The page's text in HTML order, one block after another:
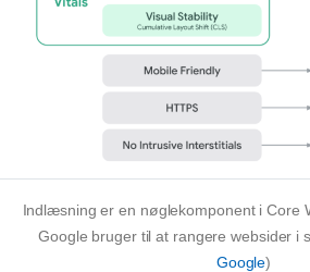
Indlæsning er en nøglekomponent i Core
Google bruger til at rangere websider i
Google)